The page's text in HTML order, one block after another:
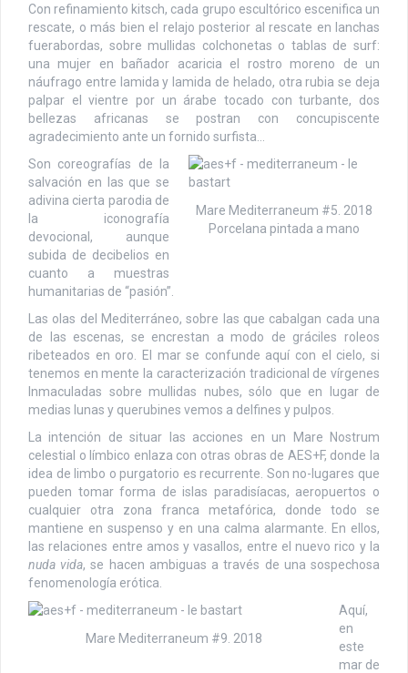
Con refinamiento kitsch, cada grupo escultórico escenifica un
rescate, o más bien el relajo posterior al rescate en lanchas
fuerabordas, sobre mullidas colchonetas o tablas de surf:
una mujer en bañador acaricia el rostro moreno de un
náufrago entre lamida y lamida de helado, otra rubia se deja
palpar el vientre por un árabe tocado con turbante, dos
bellezas africanas se postran con concupiscente
agradecimiento ante un fornido surfista…
Mare Mediterraneum #5. 2018
Porcelana pintada a mano
Son coreografías de la
salvación en las que se
adivina cierta parodia de
la iconografía
devocional, aunque
subida de decibelios en
cuanto a muestras
humanitarias de “pasión”.
Las olas del Mediterráneo, sobre las que cabalgan cada una
de las escenas, se encrestan a modo de gráciles roleos
ribeteados en oro. El mar se confunde aquí con el cielo, si
tenemos en mente la caracterización tradicional de vírgenes
Inmaculadas sobre mullidas nubes, sólo que en lugar de
medias lunas y querubines vemos a delfines y pulpos.
La intención de situar las acciones en un Mare Nostrum
celestial o límbico enlaza con otras obras de AES+F, donde la
idea de limbo o purgatorio es recurrente. Son no-lugares que
pueden tomar forma de islas paradisíacas, aeropuertos o
cualquier otra zona franca metafórica, donde todo se
mantiene en suspenso y en una calma alarmante. En ellos,
las relaciones entre amos y vasallos, entre el nuevo rico y la
nuda vida, se hacen ambiguas a través de una sospechosa
fenomenología erótica.
Mare Mediterraneum #9. 2018
Aquí,
en
este
mar de